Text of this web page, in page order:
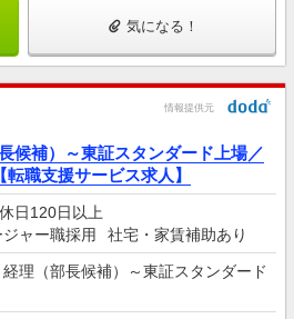
気になる！
情報提供元
候補）～東証スタンダード上場／
職支援サービス求人】
日120日以上
ャー職採用
社宅・家賃補助あり
経理（部長候補）～東証スタンダード